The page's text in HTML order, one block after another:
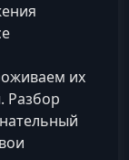
их
Разбор